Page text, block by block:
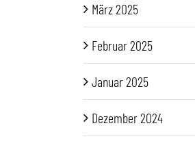
März 2025
Februar 2025
Januar 2025
Dezember 2024